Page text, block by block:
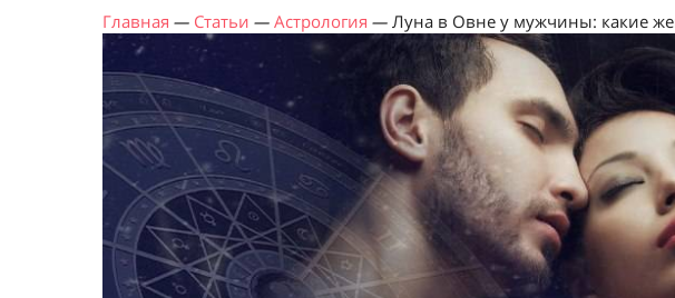
Главная — Статьи — Астрология — Луна в Овне у мужчины: какие